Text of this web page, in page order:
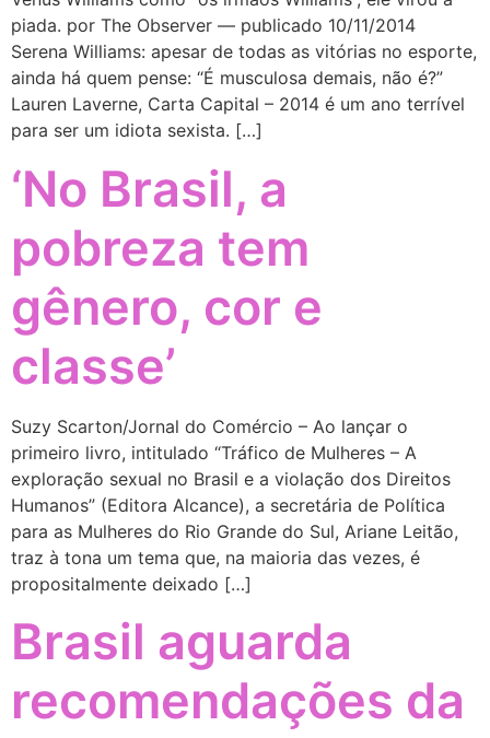
piada. por The Observer — publicado 10/11/2014
Serena Williams: apesar de todas as vitórias no esporte,
ainda há quem pense: “É musculosa demais, não é?”
Lauren Laverne, Carta Capital – 2014 é um ano terrível
para ser um idiota sexista. […]
‘No Brasil, a
pobreza tem
gênero, cor e
classe’
Suzy Scarton/Jornal do Comércio – Ao lançar o
primeiro livro, intitulado “Tráfico de Mulheres – A
exploração sexual no Brasil e a violação dos Direitos
Humanos” (Editora Alcance), a secretária de Política
para as Mulheres do Rio Grande do Sul, Ariane Leitão,
traz à tona um tema que, na maioria das vezes, é
propositalmente deixado […]
Brasil aguarda
recomendações da